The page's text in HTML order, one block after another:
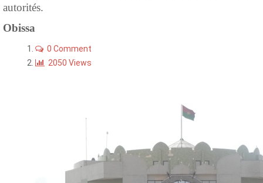
autorités.
Obissa
0 Comment
2050 Views